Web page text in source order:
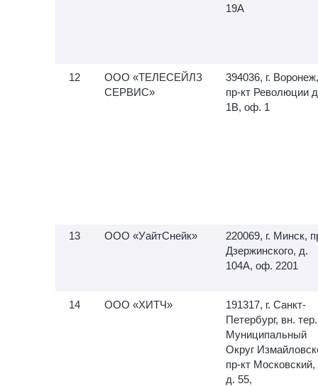
19А
ООО «ТЕЛЕСЕЙЛЗ
СЕРВИС»
394036, г. Воронеж,
пр-кт Революции
1В, оф. 1
ООО «УайтСнейк»
220069, г. Минск,
Дзержинского, д.
104А, оф. 2201
ООО «ХИТЧ»
191317, г. Санкт-
Петербург, вн. тер.
Муниципальный
Округ
пр-кт Московский,
д. 55,